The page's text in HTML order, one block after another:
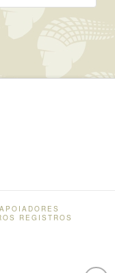
APOIADORES
REGISTROS